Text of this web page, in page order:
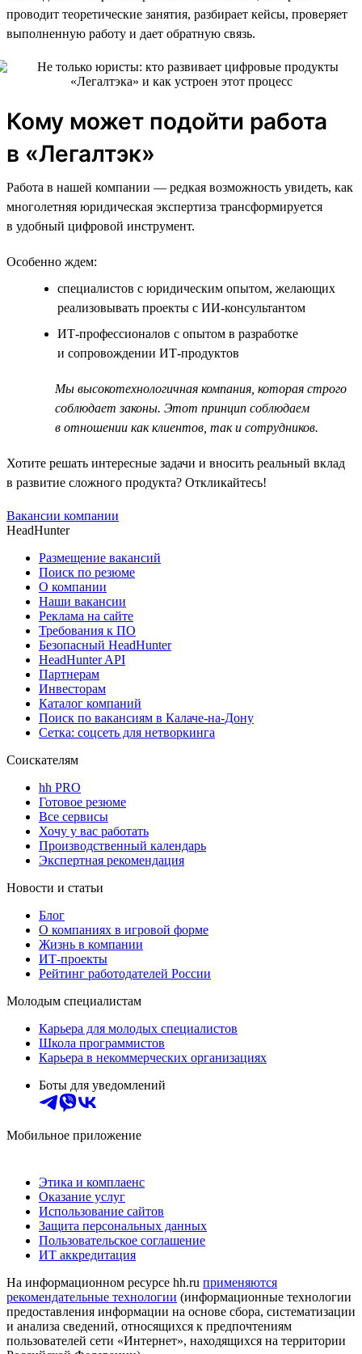
проводит теоретические занятия, разбирает кейсы, проверяет
выполненную работу и дает обратную связь.
Кому может подойти работа
в «Легалтэк»
Работа в нашей компании — редкая возможность увидеть, как
многолетняя юридическая экспертиза трансформируется
в удобный цифровой инструмент.
Особенно ждем:
специалистов с юридическим опытом, желающих
реализовывать проекты с ИИ-консультантом
ИТ-профессионалов с опытом в разработке
и сопровождении ИТ-продуктов
Мы высокотехнологичная компания, которая строго
соблюдает законы. Этот принцип соблюдаем
в отношении как клиентов, так и сотрудников.
Хотите решать интересные задачи и вносить реальный вклад
в развитие сложного продукта? Откликайтесь!
Вакансии компании
HeadHunter
Размещение вакансий
Поиск по резюме
О компании
Наши вакансии
Реклама на сайте
Требования к ПО
Безопасный HeadHunter
HeadHunter API
Партнерам
Инвесторам
Каталог компаний
Поиск по вакансиям в Калаче-на-Дону
Сетка: соцсеть для нетворкинга
Соискателям
hh PRO
Готовое резюме
Все сервисы
Хочу у вас работать
Производственный календарь
Экспертная рекомендация
Новости и статьи
Блог
О компаниях в игровой форме
Жизнь в компании
ИТ-проекты
Рейтинг работодателей России
Молодым специалистам
Карьера для молодых специалистов
Школа программистов
Карьера в некоммерческих организациях
Боты для уведомлений
Мобильное приложение
Этика и комплаенс
Оказание услуг
Использование сайтов
Защита персональных данных
Пользовательское соглашение
ИТ аккредитация
На информационном ресурсе hh.ru применяются
рекомендательные технологии (информационные технологии
предоставления информации на основе сбора, систематизации
и анализа сведений, относящихся к предпочтениям
пользователей сети «Интернет», находящихся на территории